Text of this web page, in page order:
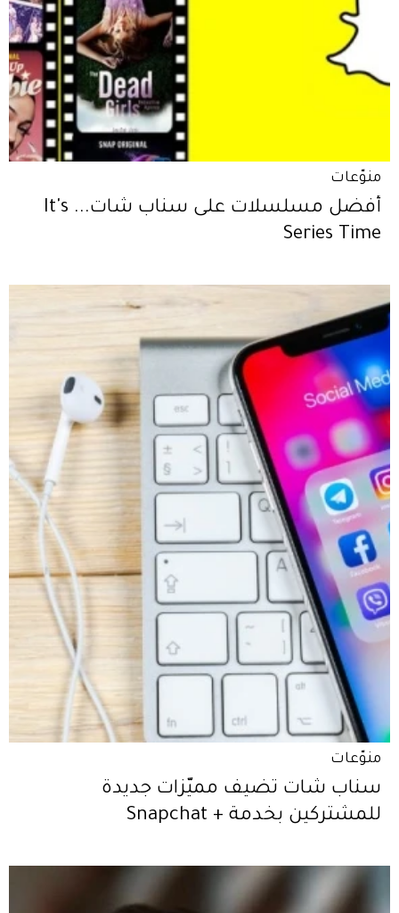
منوّعات
أفضل مسلسلات على سناب شات... It's
Series Time
منوّعات
سناب شات تضيف مميّزات جديدة
للمشتركين بخدمة + Snapchat